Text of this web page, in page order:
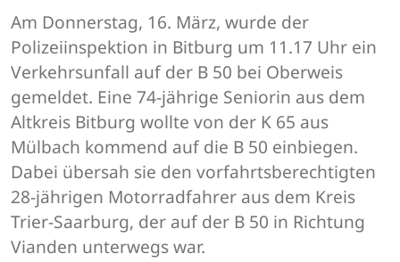
Am Donnerstag, 16. März, wurde der
Polizeiinspektion in Bitburg um 11.17 Uhr ein
Verkehrsunfall auf der B 50 bei Oberweis
gemeldet. Eine 74-jährige Seniorin aus dem
Altkreis Bitburg wollte von der K 65 aus
Mülbach kommend auf die B 50 einbiegen.
Dabei übersah sie den vorfahrtsberechtigten
28-jährigen Motorradfahrer aus dem Kreis
Trier-Saarburg, der auf der B 50 in Richtung
Vianden unterwegs war.